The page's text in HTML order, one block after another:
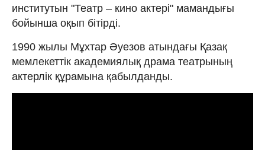
институтын "Театр – кино актері" мамандығы
бойынша оқып бітірді.
1990 жылы Мұхтар Әуезов атындағы Қазақ
мемлекеттік академиялық драма театрының
актерлік құрамына қабылданды.